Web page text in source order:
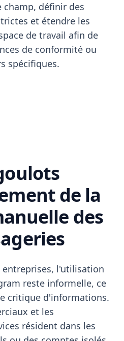
champ, définir des
et étendre les
de travail afin de
de conformité ou
spécifiques.
de la
des
entreprises, l'utilisation
reste informelle, ce
critique d'informations.
et les
résident dans les